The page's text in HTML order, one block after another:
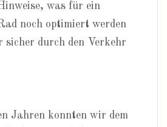
was für ein
noch optimiert werden
sicher durch den Verkehr
Jahren konnten wir dem